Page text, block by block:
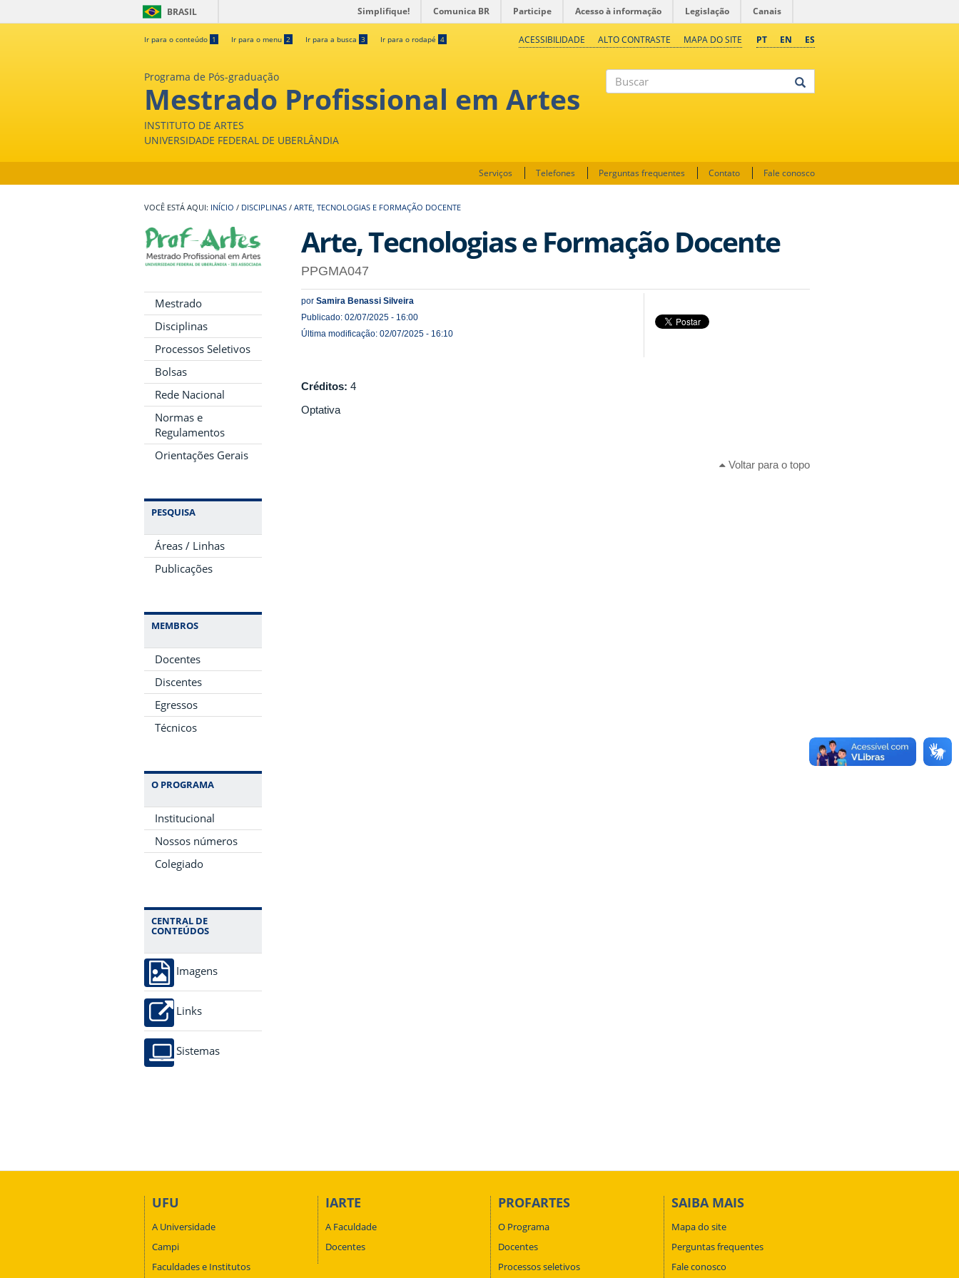
BRASIL Simplifique! Comunica BR Participe Acesso à informação Legislação Canais
Ir para o conteúdo 1 Ir para o menu 2 Ir para a busca 3 Ir para o rodapé 4 PT EN ES
ACESSIBILIDADE ALTO CONTRASTE MAPA DO SITE
Programa de Pós-graduação
Mestrado Profissional em Artes
INSTITUTO DE ARTES
UNIVERSIDADE FEDERAL DE UBERLÂNDIA
Serviços Telefones Perguntas frequentes Contato Fale conosco
INÍCIO / DISCIPLINAS / ARTE, TECNOLOGIAS E FORMAÇÃO DOCENTE
Mestrado
Disciplinas
Processos Seletivos
Bolsas
Rede Nacional
Normas e
Regulamentos
Orientações Gerais
PESQUISA
Áreas / Linhas
Publicações
MEMBROS
Docentes
Discentes
Egressos
Técnicos
O PROGRAMA
Institucional
Nossos números
Colegiado
CENTRAL DE
CONTEÚDOS
Imagens
Links
Sistemas
Arte, Tecnologias e Formação Docente
PPGMA047
por Samira Benassi Silveira
Publicado: 02/07/2025 - 16:00
Última modificação: 02/07/2025 - 16:10
Créditos: 4
Optativa
Voltar para o topo
UFU
A Universidade
Campi
Faculdades e Institutos
IARTE
A Faculdade
Docentes
PROFARTES
O Programa
Docentes
Processos seletivos
SAIBA MAIS
Mapa do site
Perguntas frequentes
Fale conosco